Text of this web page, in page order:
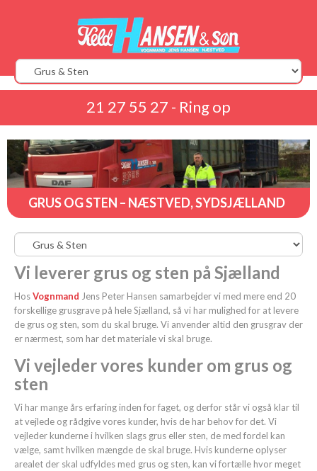
21 27 55 27 - Ring op
GRUS OG STEN – NÆSTVED, SYDSJÆLLAND
Vi leverer grus og sten på Sjælland
HosVognmand Jens Peter Hansen samarbejder vi med mere end 20
forskellige grusgrave på hele Sjælland, så vi har mulighed for at levere
de grus og sten, som du skal bruge. Vi anvender altid den grusgrav der
er nærmest, som har det materiale vi skal bruge.
Vi vejleder vores kunder om grus og
sten
Vi har mange års erfaring inden for faget, og derfor står vi også klar til
at vejlede og rådgive vores kunder, hvis de har behov for det. Vi
vejleder kunderne i hvilken slags grus eller sten, de med fordel kan
vælge, samt hvilken mængde de skal bruge. Hvis kunderne oplyser
arealet der skal udfyldes med grus og sten, kan vi fortælle hvor meget